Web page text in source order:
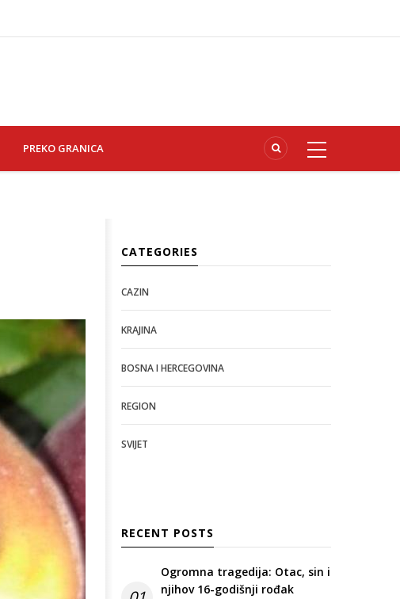
PREKO GRANICA
CATEGORIES
CAZIN
KRAJINA
BOSNA I HERCEGOVINA
REGION
SVIJET
RECENT POSTS
Ogromna tragedija: Otac, sin i
njihov 16-godišnji rođak